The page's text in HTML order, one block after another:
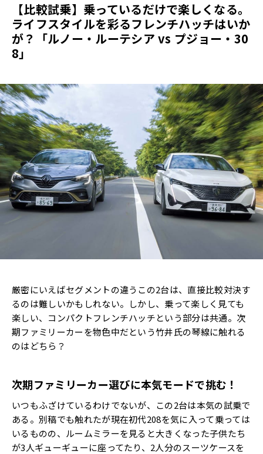
【比較試乗】乗っているだけで楽しくなる。
ライフスタイルを彩るフレンチハッチはいか
が？「ルノー・ルーテシア vs プジョー・30
8」
厳密にいえばセグメントの違うこの2台は、直接比較対決す
るのは難しいかもしれない。しかし、乗って楽しく見ても
楽しい、コンパクトフレンチハッチという部分は共通。次
期ファミリーカーを物色中だという竹井氏の琴線に触れる
のはどちら？
次期ファミリーカー選びに本気モードで挑む！
いつもふざけているわけでないが、この2台は本気の試乗で
ある。別稿でも触れたが現在初代208を気に入って乗っては
いるものの、ルームミラーを見ると大きくなった子供たち
が3人ギューギューに座ってたり、2人分のスーツケースを